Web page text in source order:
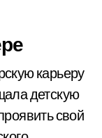
карьеру
детскую
свой